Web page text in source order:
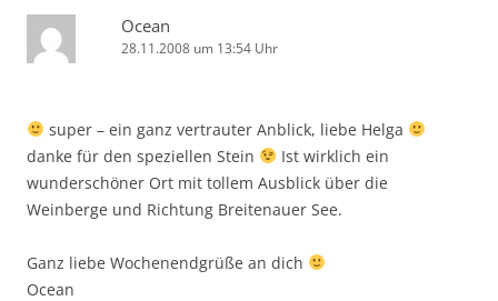
Ocean
28.11.2008 um 13:54 Uhr
super – ein ganz vertrauter Anblick, liebe Helga
danke für den speziellen Stein
Ist wirklich ein
wunderschöner Ort mit tollem Ausblick über die
Weinberge und Richtung Breitenauer See.
Ganz liebe Wochenendgrüße an dich
Ocean